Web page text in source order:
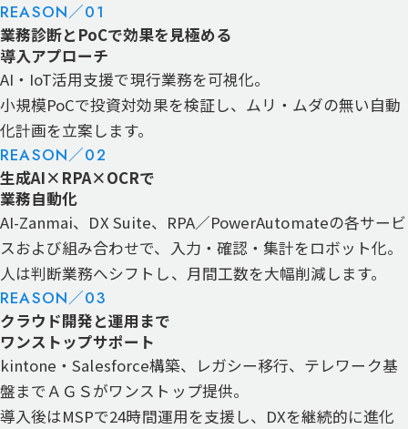
REASON／01
業務診断とPoCで効果を見極める
導入アプローチ
AI・IoT活用支援で現行業務を可視化。
小規模PoCで投資対効果を検証し、ムリ・ムダの無い自動
化計画を立案します。
REASON／02
生成AI×RPA×OCRで
業務自動化
AI-Zanmai、DX Suite、RPA／PowerAutomateの各サービ
スおよび組み合わせで、 入力・確認・集計をロボット化。
人は判断業務へシフトし、月間工数を大幅削減します。
REASON／03
クラウド開発と運用まで
ワンストップサポート
kintone・Salesforce構築、レガシー移行、テレワーク基
盤までＡＧＳがワンストップ提供。
導入後はMSPで24時間運用を支援し、DXを継続的に進化